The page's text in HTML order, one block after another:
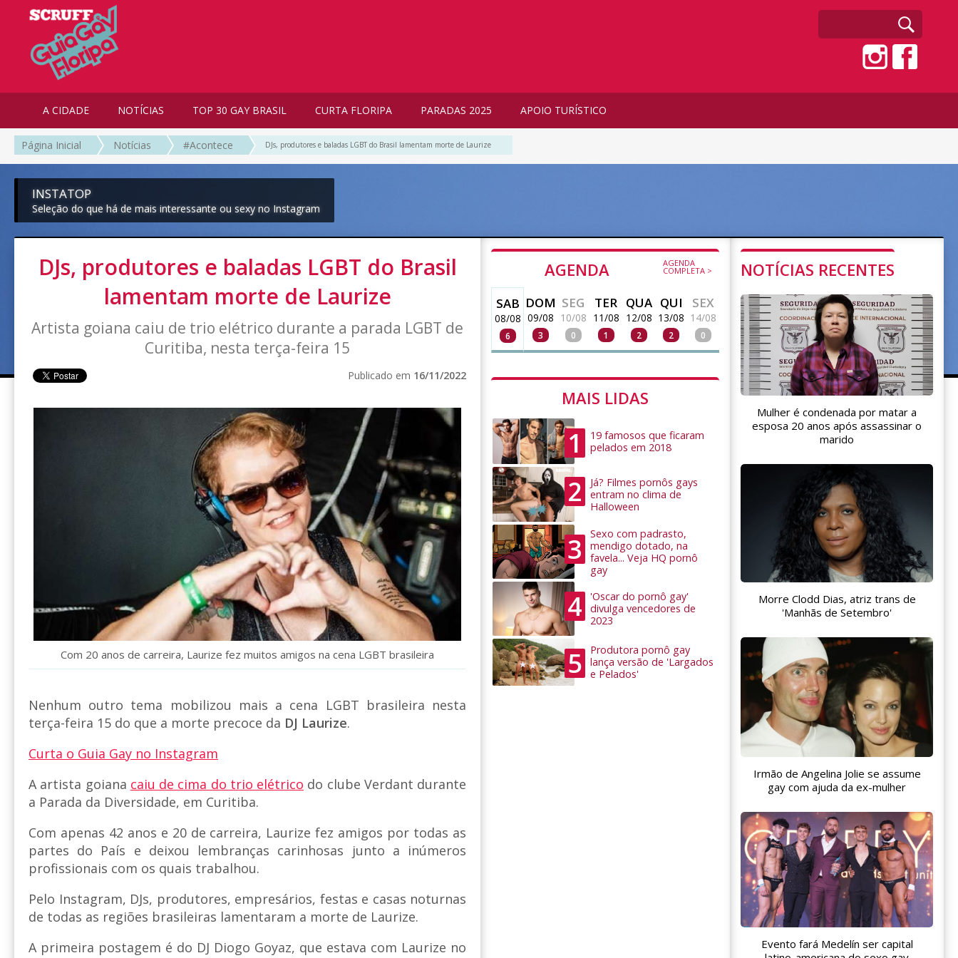
A CIDADE NOTÍCIAS TOP 30 GAY BRASIL CURTA FLORIPA PARADAS 2025 APOIO TURÍSTICO
Página Inicial Notícias #Acontece DJs, produtores e baladas LGBT do Brasil lamentam morte de Laurize
INSTATOP
Seleção do que há de mais interessante ou sexy no Instagram
DJs, produtores e baladas LGBT do Brasil
lamentam morte de Laurize
Artista goiana caiu de trio elétrico durante a parada LGBT de
Curitiba, nesta terça-feira 15
Publicado em 16/11/2022
Com 20 anos de carreira, Laurize fez muitos amigos na cena LGBT brasileira
Nenhum outro tema mobilizou mais a cena LGBT brasileira nesta
terça-feira 15 do que a morte precoce da DJ Laurize.
Curta o Guia Gay no Instagram
A artista goiana caiu de cima do trio elétrico do clube Verdant durante
a Parada da Diversidade, em Curitiba.
Com apenas 42 anos e 20 de carreira, Laurize fez amigos por todas as
partes do País e deixou lembranças carinhosas junto a inúmeros
profissionais com os quais trabalhou.
Pelo Instagram, DJs, produtores, empresários, festas e casas noturnas
de todas as regiões brasileiras lamentaram a morte de Laurize.
A primeira postagem é do DJ Diogo Goyaz, que estava com Laurize no
AGENDA AGENDA
COMPLETA >
SAB
08/08
6
DOM
09/08
3
SEG
10/08
0
TER
11/08
1
QUA
12/08
2
QUI
13/08
2
SEX
14/08
0
MAIS LIDAS
1
19 famosos que ficaram
pelados em 2018
2
Já? Filmes pornôs gays
entram no clima de
Halloween
3
Sexo com padrasto,
mendigo dotado, na
favela... Veja HQ pornô
gay
4
'Oscar do pornô gay'
divulga vencedores de
2023
5
Produtora pornô gay
lança versão de 'Largados
e Pelados'
NOTÍCIAS RECENTES
Mulher é condenada por matar a
esposa 20 anos após assassinar o
marido
Morre Clodd Dias, atriz trans de
'Manhãs de Setembro'
Irmão de Angelina Jolie se assume
gay com ajuda da ex-mulher
Evento fará Medelín ser capital